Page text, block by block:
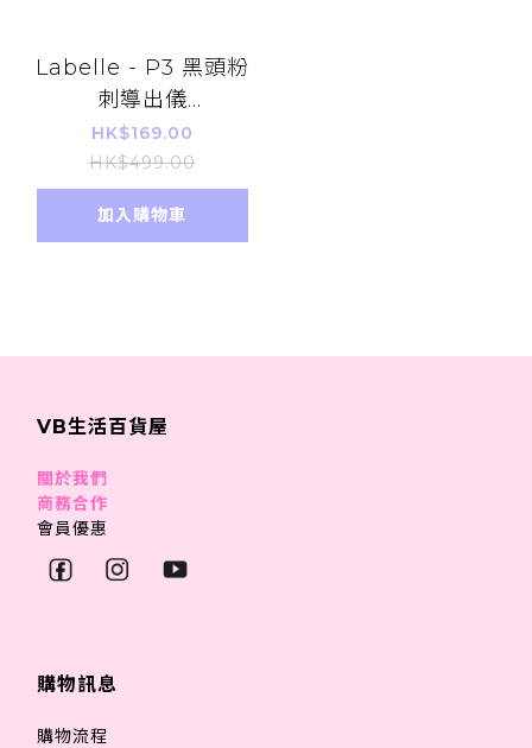
Labelle - P3 黑頭粉
刺導出儀
(8809557570026)
HK$169.00
HK$499.00
加入購物車
VB生活百貨屋
關於我們
商務合作
會員優惠
購物訊息
購物流程